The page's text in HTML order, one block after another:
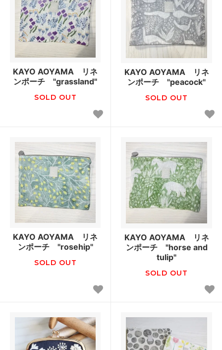
KAYO AOYAMA リネ
ンポーチ "grassland"
SOLD OUT
KAYO AOYAMA リネ
ンポーチ "peacock"
SOLD OUT
KAYO AOYAMA リネ
ンポーチ "rosehip"
SOLD OUT
KAYO AOYAMA リネ
ンポーチ "horse and
tulip"
SOLD OUT